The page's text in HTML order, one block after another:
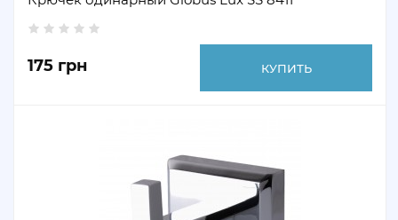
175 грн КУПИТЬ